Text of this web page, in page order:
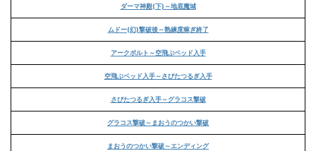
ダーマ神殿(下)～地底魔城
ムドー(幻)撃破後～熟練度稼ぎ終了
アークボルト～空飛ぶベッド入手
空飛ぶベッド入手～さびたつるぎ入手
さびたつるぎ入手～グラコス撃破
グラコス撃破～まおうのつかい撃破
まおうのつかい撃破～エンディング